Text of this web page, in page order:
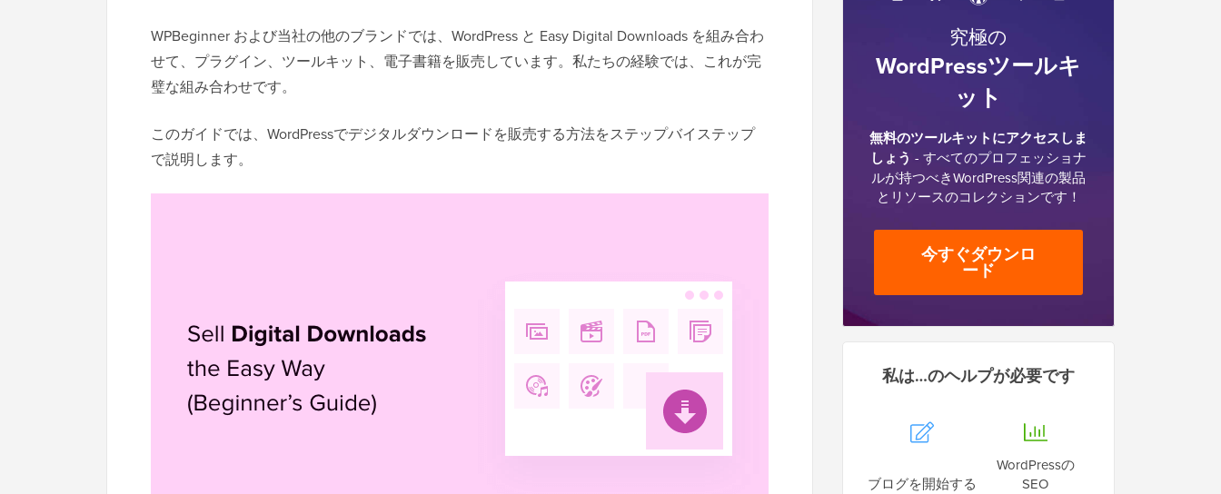
WPBeginner および当社の他のブランドでは、WordPress と Easy Digital Downloads を組み合わ
せて、プラグイン、ツールキット、電子書籍を販売しています。私たちの経験では、これが完
璧な組み合わせです。
このガイドでは、WordPressでデジタルダウンロードを販売する方法をステップバイステップ
で説明します。
究極の
WordPressツールキ
ット
無料のツールキットにアクセスしま
しょう - すべてのプロフェッショナ
ルが持つべきWordPress関連の製品
とリソースのコレクションです！
今すぐダウンロ
ード
私は…のヘルプが必要です
ブログを開始する
WordPressの
SEO